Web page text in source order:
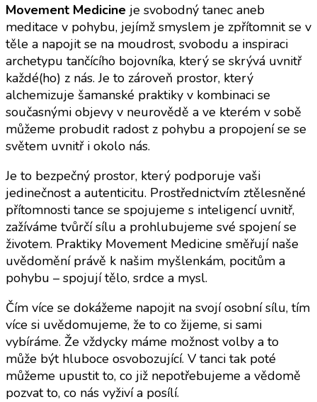
Movement Medicine je svobodný tanec aneb
meditace v pohybu, jejímž smyslem je zpřítomnit se v
těle a napojit se na moudrost, svobodu a inspiraci
archetypu tančícího bojovníka, který se skrývá uvnitř
každé(ho) z nás. Je to zároveň prostor, který
alchemizuje šamanské praktiky v kombinaci se
současnými objevy v neurovědě a ve kterém v sobě
můžeme probudit radost z pohybu a propojení se se
světem uvnitř i okolo nás.
Je to bezpečný prostor, který podporuje vaši
jedinečnost a autenticitu. Prostřednictvím ztělesněné
přítomnosti tance se spojujeme s inteligencí uvnitř,
zažíváme tvůrčí sílu a prohlubujeme své spojení se
životem. Praktiky Movement Medicine směřují naše
uvědomění právě k našim myšlenkám, pocitům a
pohybu – spojují tělo, srdce a mysl.
Čím více se dokážeme napojit na svojí osobní sílu, tím
více si uvědomujeme, že to co žijeme, si sami
vybíráme. Že vždycky máme možnost volby a to
může být hluboce osvobozující. V tanci tak poté
můžeme upustit to, co již nepotřebujeme a vědomě
pozvat to, co nás vyživí a posílí.